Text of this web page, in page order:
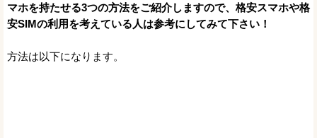
マホを持たせる3つの方法をご紹介しますので、格安スマホや格
安SIMの利用を考えている人は参考にしてみて下さい！
方法は以下になります。